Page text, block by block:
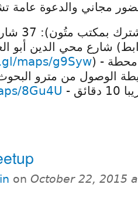
maps/g9Syw) - أقرب محطة مترو محطة
(خريطة الوصول من مترو
8Gu4U
on October 22, 2015